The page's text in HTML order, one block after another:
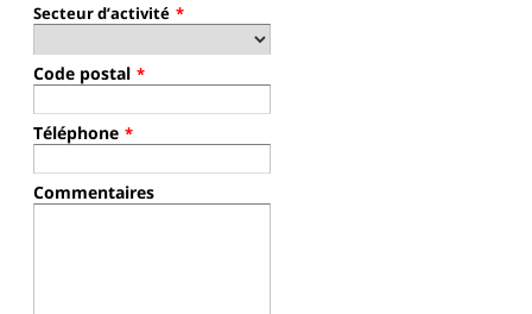
Secteur d’activité *
Code postal *
Téléphone *
Commentaires